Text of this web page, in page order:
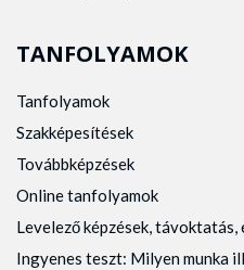
TANFOLYAMOK
Tanfolyamok
Szakképesítések
Továbbképzések
Online tanfolyamok
Levelező képzések, távoktatás,
Ingyenes teszt: Milyen munka